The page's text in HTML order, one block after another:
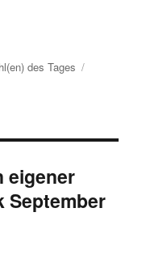
des Tages
eigener
September